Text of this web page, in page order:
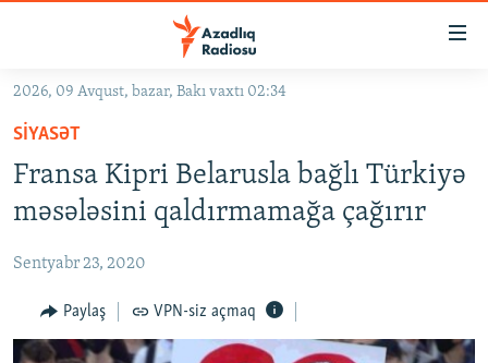
Əsas
qayıt
Əsas
naviqasiyaya
qayıt
Axtarışa
GÜNDƏM
KORRUPSIOMETR
FƏRQƏ BAX
QANUNI DOĞRU
ARAŞDIRMA
2026, 09 Avqust, bazar, Bakı vaxtı 02:34
SIYASƏT
Fransa Kipri Belarusla bağlı Türkiyə
məsələsini qaldırmamağa çağırır
Sentyabr 23, 2020
Paylaş VPN-siz açmaq